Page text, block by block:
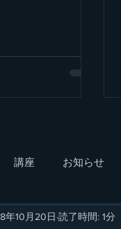
講座 お知らせ
年10月20日 読了時間: 1分